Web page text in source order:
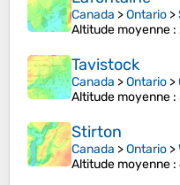
Canada >Ontario >
Altitude moyenne :
Tavistock
Canada >Ontario >
Altitude moyenne :
Stirton
Canada >Ontario >
Altitude moyenne :